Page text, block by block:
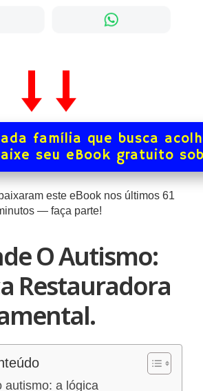
família que busca
seu eBook gratuito
este eBook nos últimos 61
— faça parte!
O Autismo:
Restauradora
autismo: a lógica